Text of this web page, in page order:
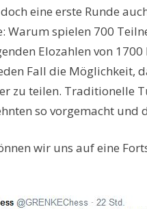
eine erste Runde
Warum spielen 700
Elozahlen von
Fall die Möglichkeit,
zu teilen. Traditionelle
so vorgemacht und
wir uns auf eine